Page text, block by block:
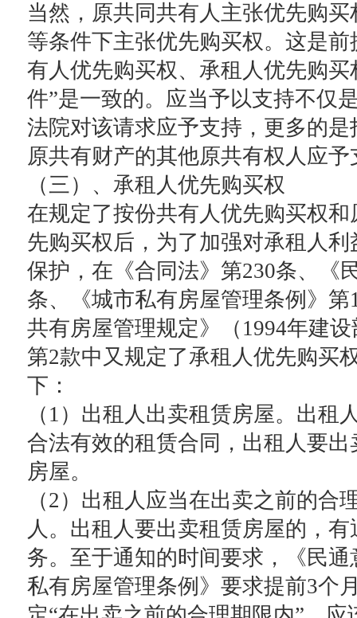
当然，原共同共有人主张优先购
等条件下主张优先购买权。这是
有人优先购买权、承租人优先购买
件”是一致的。应当予以支持不仅
法院对该请求应予支持，更多的
原共有财产的其他原共有权人应予
（三）、承租人优先购买权
在规定了按份共有人优先购买权
先购买权后，为了加强对承租人
保护，在《合同法》第230条、《
条、《城市私有房屋管理条例》第
共有房屋管理规定》（1994年建
第2款中又规定了承租人优先购买
下：
（1）出租人出卖租赁房屋。出租
合法有效的租赁合同，出租人要
房屋。
（2）出租人应当在出卖之前的合
人。出租人要出卖租赁房屋的，
务。至于通知的时间要求，《民
私有房屋管理条例》要求提前3个